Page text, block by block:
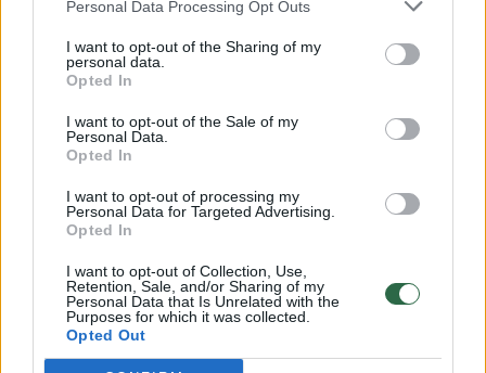
Personal Data Processing Opt Outs
I want to opt-out of the Sharing of my
personal data.
Opted In
I want to opt-out of the Sale of my
Personal Data.
Opted In
I want to opt-out of processing my
Personal Data for Targeted Advertising.
Opted In
I want to opt-out of Collection, Use,
Retention, Sale, and/or Sharing of my
Personal Data that Is Unrelated with the
Purposes for which it was collected.
Opted Out
Auto 2023-03-08